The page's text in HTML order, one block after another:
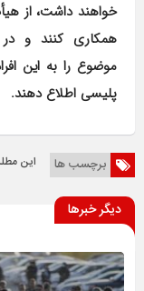
خواهند داشت، از
همکاری کنند و
پلیسی اطلاع دهند.
برچسب ها این
دیگر خبرها